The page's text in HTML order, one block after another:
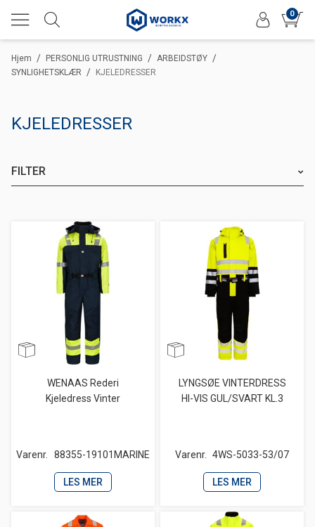
0
/
Hjem /
PERSONLIG UTRUSTNING /
ARBEIDSTØY
/
SYNLIGHETSKLÆR KJELEDRESSER
KJELEDRESSER
FILTER
WENAAS Rederi
Kjeledress Vinter
Varenr. 88355-19101MARINE
LES MER
LYNGSØE VINTERDRESS
HI-VIS GUL/SVART KL.3
Varenr. 4WS-5033-53/07
LES MER